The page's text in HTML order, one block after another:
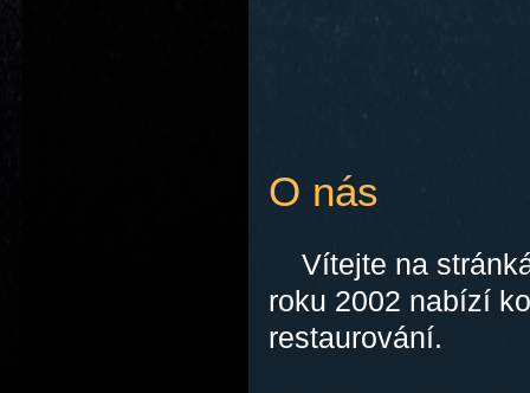
O
Vítejte na
roku 2002 nabízí
restaurování.